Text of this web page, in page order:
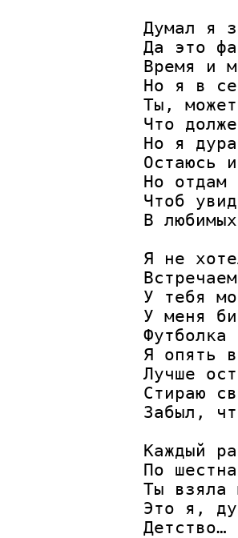
Думал я
Да это
Время и
Но я в
Ты,
Что
Но я
Остаюсь
Но отдам
Чтоб
В
Я не
У тебя
У меня
Футболка
Я опять
Лучше
Стираю
Забыл,
Каждый
По
Ты взяла
Это я,
Детство…